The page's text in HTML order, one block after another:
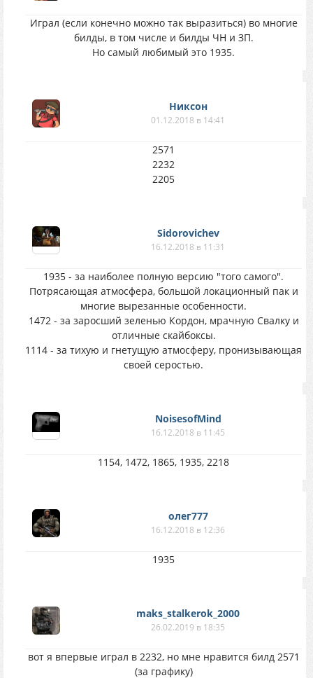
Играл (если конечно можно так выразиться) во многие
билды, в том числе и билды ЧН и ЗП.
Но самый любимый это 1935.
Никсон
01.12.2018 в 14:41
2571
2232
2205
Sidorovichev
16.12.2018 в 11:31
1935 - за наиболее полную версию "того самого".
Потрясающая атмосфера, большой локационный пак и
многие вырезанные особенности.
1472 - за заросший зеленью Кордон, мрачную Свалку и
отличные скайбоксы.
1114 - за тихую и гнетущую атмосферу, пронизывающая
своей серостью.
NoisesofMind
16.12.2018 в 11:45
1154, 1472, 1865, 1935, 2218
олег777
16.12.2018 в 12:36
1935
maks_stalkerok_2000
26.02.2019 в 18:35
вот я впервые играл в 2232, но мне нравится билд 2571
(за графику)